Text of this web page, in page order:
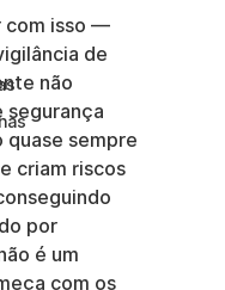
com isso —
de
não
segurança
quase sempre
criam riscos
por
é um
com os